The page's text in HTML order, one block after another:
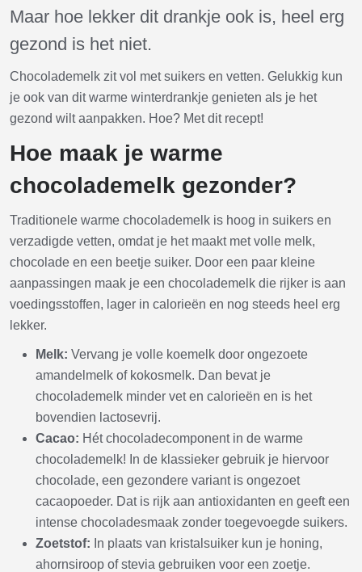
Maar hoe lekker dit drankje ook is, heel erg
gezond is het niet.
Chocolademelk zit vol met suikers en vetten. Gelukkig kun
je ook van dit warme winterdrankje genieten als je het
gezond wilt aanpakken. Hoe? Met dit recept!
Hoe maak je warme
chocolademelk gezonder?
Traditionele warme chocolademelk is hoog in suikers en
verzadigde vetten, omdat je het maakt met volle melk,
chocolade en een beetje suiker. Door een paar kleine
aanpassingen maak je een chocolademelk die rijker is aan
voedingsstoffen, lager in calorieën en nog steeds heel erg
lekker.
Melk: Vervang je volle koemelk door ongezoete
amandelmelk of kokosmelk. Dan bevat je
chocolademelk minder vet en calorieën en is het
bovendien lactosevrij.
Cacao: Hét chocoladecomponent in de warme
chocolademelk! In de klassieker gebruik je hiervoor
chocolade, een gezondere variant is ongezoet
cacaopoeder. Dat is rijk aan antioxidanten en geeft een
intense chocoladesmaak zonder toegevoegde suikers.
Zoetstof: In plaats van kristalsuiker kun je honing,
ahornsiroop of stevia gebruiken voor een zoetje.